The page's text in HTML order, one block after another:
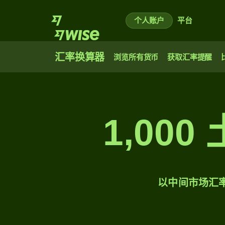
个人账户 平台
汇率换算器 浏览所有货币 获取汇率提醒
1,000
以中间市场汇